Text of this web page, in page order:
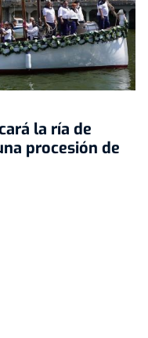
la ría de
procesión de